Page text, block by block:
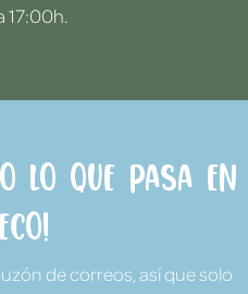
17:00h.
lo que pasa en
de correos, así que solo